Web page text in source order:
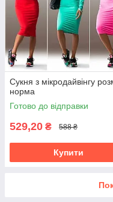
Сукня з мікродайвінгу
норма
Готово до відправки
529,20 ₴ 588 ₴
Купити